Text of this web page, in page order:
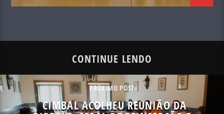
CONTINUE LENDO
PRÓXIMO POST
CIMBAL ACOLHEU REUNIÃO DA